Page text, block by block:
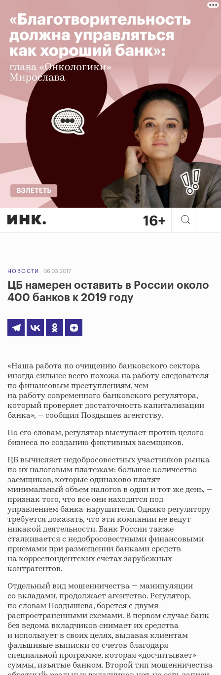
НОВОСТИ 06.03.2017
ЦБ намерен оставить в России около
400 банков к 2019 году
«Наша работа по очищению банковского сектора
иногда сильнее всего похожа на работу следователя
по финансовым преступлениям, чем
на работу современного банковского регулятора,
который проверяет достаточность капитализации
банка», — сообщил Поздышев агентству.
По его словам, регулятор выступает против целого
бизнеса по созданию фиктивных заемщиков.
ЦБ вычисляет недобросовестных участников рынка
по их налоговым платежам: большое количество
заемщиков, которые одинаково платят
минимальный объем налогов в один и тот же день, —
признак того, что все они находятся под
управлением банка-нарушителя. Однако регулятору
требуется доказать, что эти компании не ведут
никакой деятельности. Банк России также
сталкивается с недобросовестными финансовыми
приемами при размещении банками средств
на корреспондентских счетах зарубежных
контрагентов.
Отдельный вид мошенничества — манипуляции
со вкладами, продолжает агентство. Регулятор,
по словам Поздышева, борется с двумя
распространенными схемами. В первом случае банк
без ведома вкладчиков снимает их средства
и использует в своих целях, выдавая клиентам
фальшивые выписки со счетов благодаря
специальной программе, которая «досчитывает»
суммы, изъятые банком. Второй тип мошенничества